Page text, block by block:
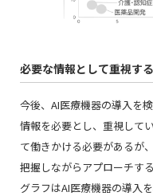
必要な情報として重視す
今後、AI医療機器の導入を
情報を必要とし、重視して
て働きかける必要があるが
把握しながらアプローチす
グラフはAI医療機器の導入